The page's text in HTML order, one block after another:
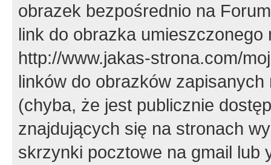
obrazek bezpośrednio na
link do obrazka
http://www.jakas-strona.com/
linków do obrazków
(chyba, że jest publicznie
znajdujących się na stronach
skrzynki pocztowe na gmail lub